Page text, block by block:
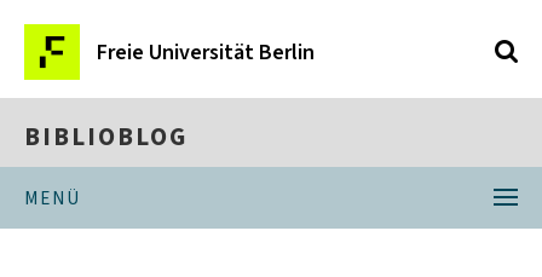
Freie Universität Berlin
BIBLIOBLOG
MENÜ